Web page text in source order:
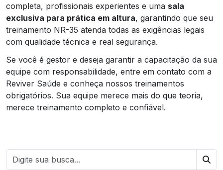
completa, profissionais experientes e uma sala
exclusiva para prática em altura, garantindo que seu
treinamento NR-35 atenda todas as exigências legais
com qualidade técnica e real segurança.
Se você é gestor e deseja garantir a capacitação da sua
equipe com responsabilidade, entre em contato com a
Reviver Saúde e conheça nossos treinamentos
obrigatórios. Sua equipe merece mais do que teoria,
merece treinamento completo e confiável.